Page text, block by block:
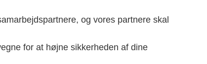
og vores partnere skal
for at højne sikkerheden af dine